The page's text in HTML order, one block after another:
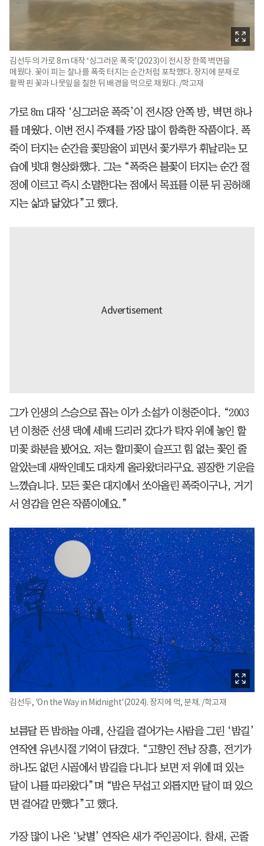
김선두의 가로 8m 대작 ‘싱그러운 폭죽’(2023)이 전시장 한쪽 벽면을
메웠다. 꽃이 피는 찰나를 폭죽 터지는 순간처럼 포착했다. 장지에 분채로
활짝 핀 꽃과 나뭇잎을 칠한 뒤 배경을 먹으로 채웠다. /학고재
가로 8m 대작 ‘싱그러운 폭죽’이 전시장 안쪽 방, 벽면 하나
를 메웠다. 이번 전시 주제를 가장 많이 함축한 작품이다. 폭
죽이 터지는 순간을 꽃망울이 피면서 꽃가루가 휘날리는 모
습에 빗대 형상화했다. 그는 “폭죽은 불꽃이 터지는 순간 절
정에 이르고 즉시 소멸한다는 점에서 목표를 이룬 뒤 공허해
지는 삶과 닮았다”고 했다.
그가 인생의 스승으로 꼽는 이가 소설가 이청준이다. “2003
년 이청준 선생 댁에 세배 드리러 갔다가 탁자 위에 놓인 할
미꽃 화분을 봤어요. 저는 할미꽃이 슬프고 힘 없는 꽃인 줄
알았는데 새싹인데도 대차게 올라왔더라구요. 굉장한 기운을
느꼈습니다. 모든 꽃은 대지에서 쏘아올린 폭죽이구나, 거기
서 영감을 얻은 작품이에요.”
김선두, 'On the Way in Midnight'(2024). 장지에 먹, 분채. /학고재
보름달 뜬 밤하늘 아래, 산길을 걸어가는 사람을 그린 ‘밤길’
연작엔 유년시절 기억이 담겼다. “고향인 전남 장흥, 전기가
하나도 없던 시골에서 밤길을 다니다 보면 저 위에 떠 있는
달이 나를 따라왔다”며 “밤은 무섭고 외롭지만 달이 떠 있으
면 걸어갈 만했다”고 했다.
가장 많이 나온 ‘낮별’ 연작은 새가 주인공이다. 참새, 곤줄